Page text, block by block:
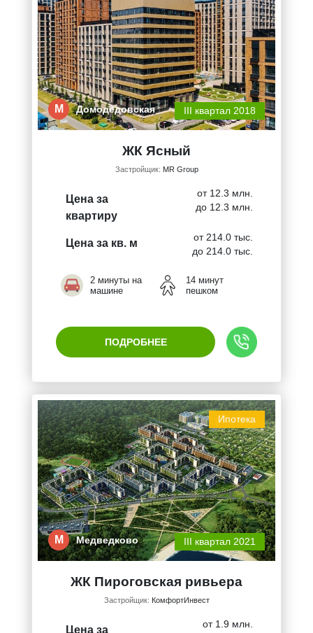
М Домодедовская III квартал 2018
ЖК Ясный
Застройщик: MR Group
Цена за
квартиру
от 12.3 млн.
до 12.3 млн.
Цена за кв. м
от 214.0 тыс.
до 214.0 тыс.
2 минуты на
машине
14 минут
пешком
ПОДРОБНЕЕ
Ипотека
М Медведково III квартал 2021
ЖК Пироговская ривьера
Застройщик: КомфортИнвест
Цена за
от 1.9 млн.